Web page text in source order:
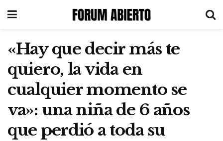
«Hay que decir más te
quiero, la vida en
cualquier momento se
va»: una niña de 6 años
que perdió a toda su